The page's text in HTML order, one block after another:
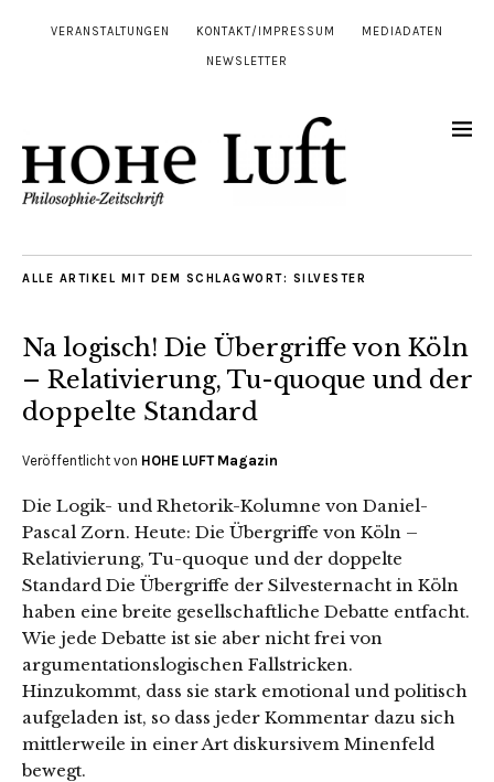
VERANSTALTUNGEN KONTAKT/IMPRESSUM MEDIADATEN
NEWSLETTER
ALLE ARTIKEL MIT DEM SCHLAGWORT: SILVESTER
Na logisch! Die Übergriffe von Köln
– Relativierung, Tu-quoque und der
doppelte Standard
Veröffentlicht von HOHE LUFT Magazin
Die Logik- und Rhetorik-Kolumne von Daniel-
Pascal Zorn. Heute: Die Übergriffe von Köln –
Relativierung, Tu-quoque und der doppelte
Standard Die Übergriffe der Silvesternacht in Köln
haben eine breite gesellschaftliche Debatte entfacht.
Wie jede Debatte ist sie aber nicht frei von
argumentationslogischen Fallstricken.
Hinzukommt, dass sie stark emotional und politisch
aufgeladen ist, so dass jeder Kommentar dazu sich
mittlerweile in einer Art diskursivem Minenfeld
bewegt.